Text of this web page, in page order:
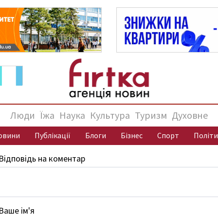
Люди Їжа Наука Культура Туризм Духовне
Публікації Блоги Бізнес Спорт
на коментар
ім'я